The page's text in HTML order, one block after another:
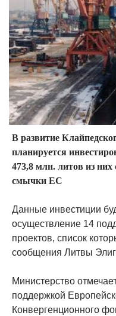
В развитие
планируется
473,8 млн. литов из них
смычки ЕС
Данные инвестиции
осуществление 14
проектов, список
сообщения Литвы
Министерство
поддержкой
Конвергенционного